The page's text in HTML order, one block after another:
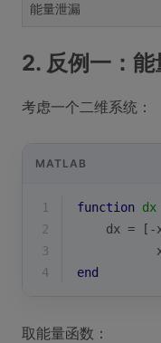
能量泄漏
2. 反例一：
考虑一个二维系统：
MATLAB
1 function dx
2
dx = [-
3
4
end
取能量函数：